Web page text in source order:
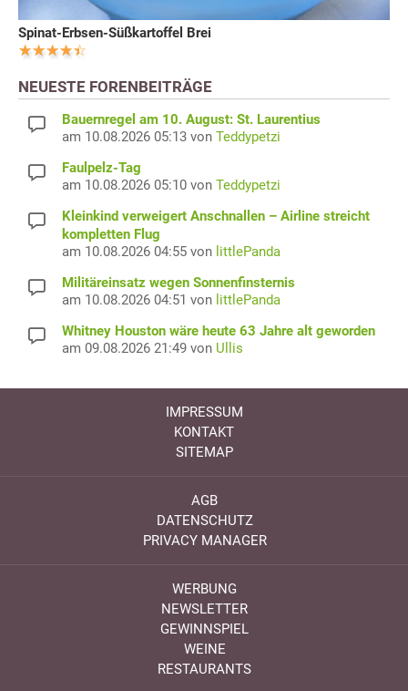
Spinat-Erbsen-Süßkartoffel Brei
NEUESTE FORENBEITRÄGE
Bauernregel am 10. August: St. Laurentius
am 10.08.2026 05:13 von Teddypetzi
Faulpelz-Tag
am 10.08.2026 05:10 von Teddypetzi
Kleinkind verweigert Anschnallen – Airline streicht
kompletten Flug
am 10.08.2026 04:55 von littlePanda
Militäreinsatz wegen Sonnenfinsternis
am 10.08.2026 04:51 von littlePanda
Whitney Houston wäre heute 63 Jahre alt geworden
am 09.08.2026 21:49 von Ullis
IMPRESSUM
KONTAKT
SITEMAP
AGB
DATENSCHUTZ
PRIVACY MANAGER
WERBUNG
NEWSLETTER
GEWINNSPIEL
WEINE
RESTAURANTS